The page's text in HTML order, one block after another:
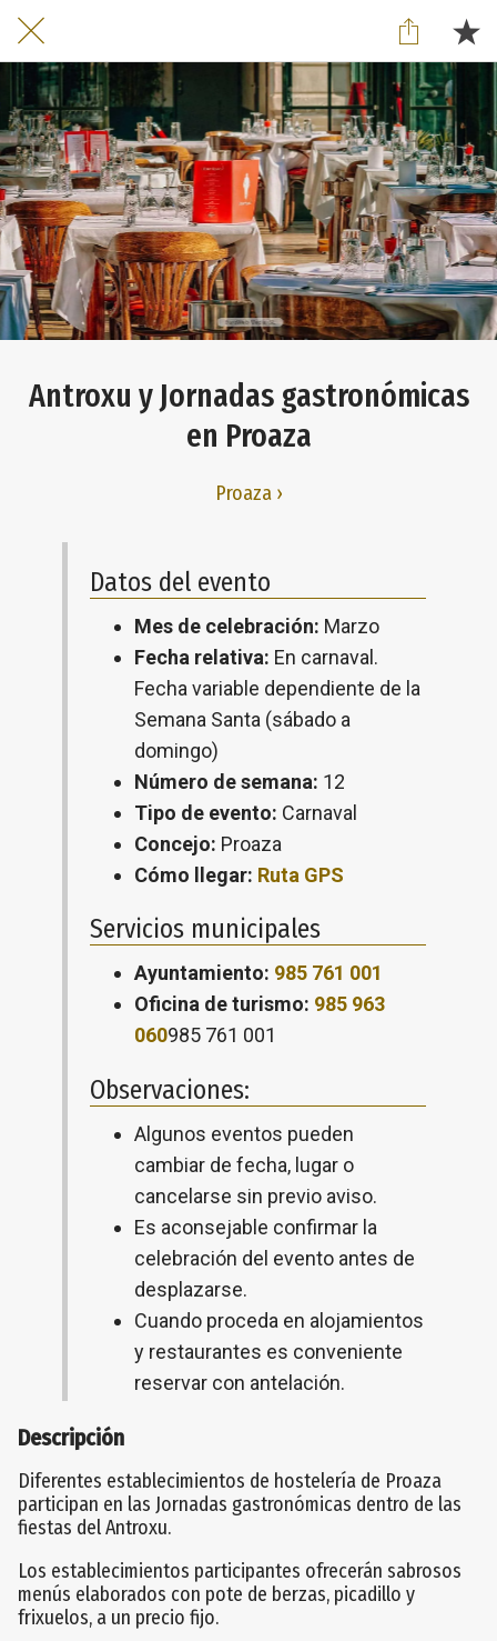
Antroxu y Jornadas gastronómicas
en Proaza
Proaza ›
Datos del evento
Mes de celebración: Marzo
Fecha relativa: En carnaval.
Fecha variable dependiente de la
Semana Santa (sábado a
domingo)
Número de semana: 12
Tipo de evento: Carnaval
Concejo: Proaza
Cómo llegar: Ruta GPS
Servicios municipales
Ayuntamiento: 985 761 001
Oficina de turismo: 985 963
060985 761 001
Observaciones:
Algunos eventos pueden
cambiar de fecha, lugar o
cancelarse sin previo aviso.
Es aconsejable confirmar la
celebración del evento antes de
desplazarse.
Cuando proceda en alojamientos
y restaurantes es conveniente
reservar con antelación.
Descripción
Diferentes establecimientos de hostelería de Proaza
participan en las Jornadas gastronómicas dentro de las
fiestas del Antroxu.
Los establecimientos participantes ofrecerán sabrosos
menús elaborados con pote de berzas, picadillo y
frixuelos, a un precio fijo.